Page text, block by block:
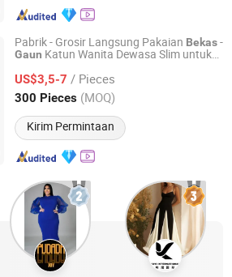
Pabrik - Grosir Langsung Pakaian Bekas-
Gaun Katun Wanita Dewasa Slim untuk
US$3,5-7 / Pieces
300 Pieces (MOQ)
Kirim Permintaan
Trade Limited Company
Harga mulai 2022